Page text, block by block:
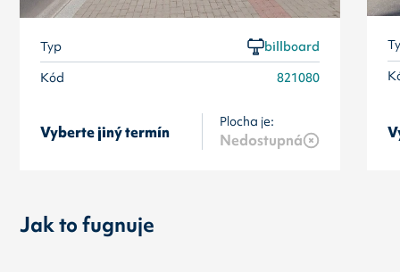
Typ
billboard
Kód
821080
Vyberte jiný termín
Plocha je:
Nedostupná
Jak to fugnuje